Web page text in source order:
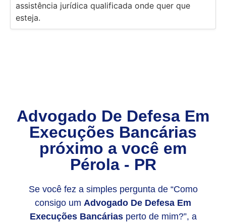
assistência jurídica qualificada onde quer que
esteja.
Advogado De Defesa Em
Execuções Bancárias
próximo a você em
Pérola - PR
Se você fez a simples pergunta de “Como
consigo um Advogado De Defesa Em
Execuções Bancáriasperto de mim?”, a